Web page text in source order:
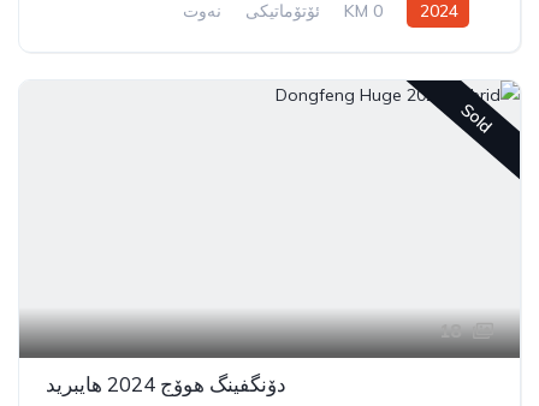
2024
0 KM ئۆتۆماتیکی
نەوت
Sold
18
دۆنگفینگ هوۆج 2024 هایبرید